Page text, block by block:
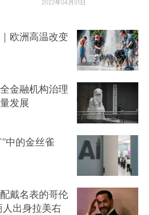
2022年04月01日
欧洲高温改变
金融机构治理
发展
中的金丝雀
戴名表的哥伦
出身拉美右